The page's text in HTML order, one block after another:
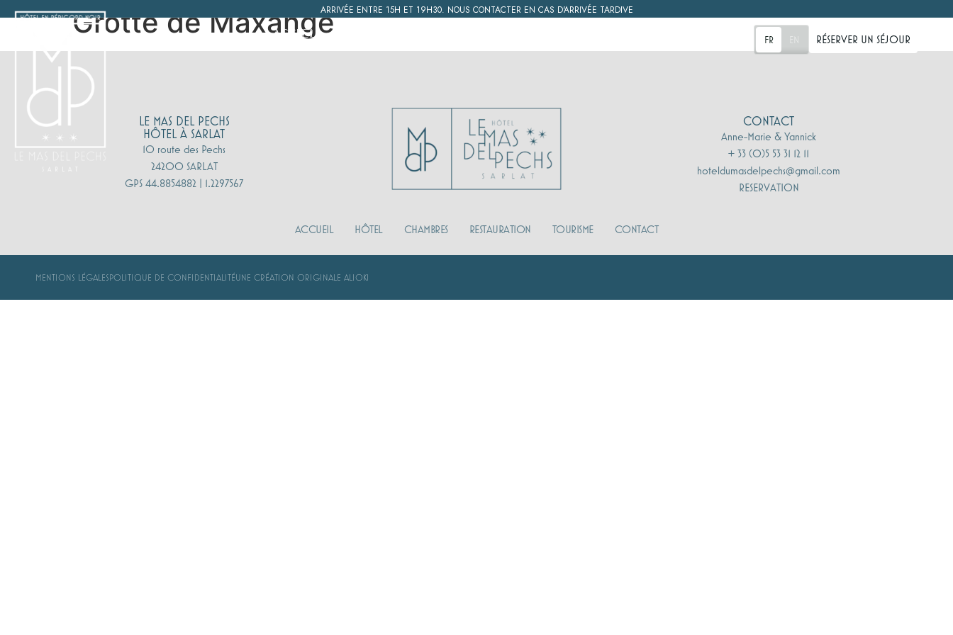
ARRIVÉE ENTRE 15H ET 19H30. NOUS CONTACTER EN CAS D'ARRIVÉE TARDIVE
ACCUEIL FR EN RÉSERVER UN SÉJOUR
Grotte de Maxange
LE MAS DEL PECHS
HÔTEL À SARLAT
10 route des Pechs
24200 SARLAT
GPS 44.8854882 | 1.2297567
CONTACT
Anne-Marie & Yannick
+ 33 (0)5 53 31 12 11
hoteldumasdelpechs@gmail.com
RESERVATION
ACCUEIL HÔTEL CHAMBRES RESTAURATION TOURISME CONTACT
MENTIONS LÉGALESPOLITIQUE DE CONFIDENTIALITÉUNE CRÉATION ORIGINALE ALIOKI